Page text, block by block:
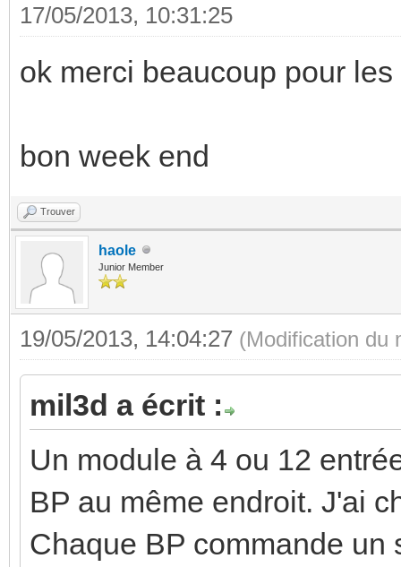
17/05/2013, 10:31:25
ok merci beaucoup pour
bon week end
Trouver
haole
Junior Member
19/05/2013, 14:04:27 (Modification du
mil3d a écrit :
Un module à 4 ou 12
BP au même endroit. J'ai
Chaque BP commande